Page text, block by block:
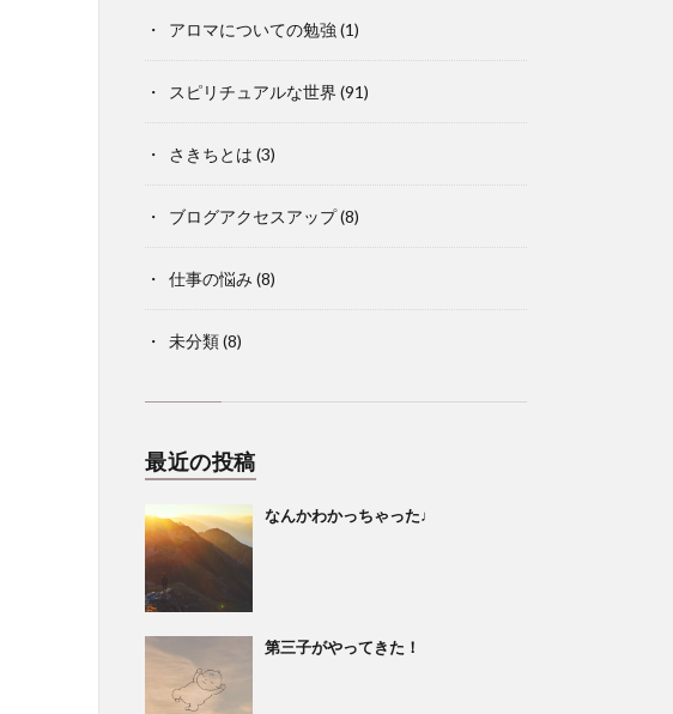
アロマについての勉強 (1)
スピリチュアルな世界 (91)
さきちとは (3)
ブログアクセスアップ(8)
仕事の悩み (8)
未分類(8)
最近の投稿
なんかわかっちゃった♩
第三子がやってきた！